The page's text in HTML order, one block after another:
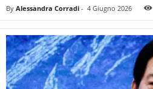
By Alessandra Corradi - 4 Giugno 2026